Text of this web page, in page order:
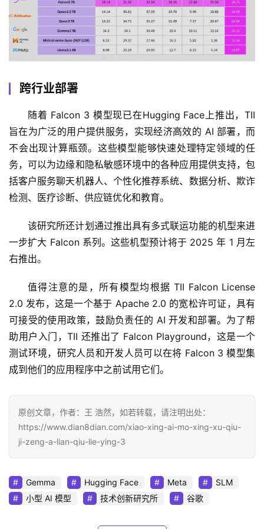
跨行业部署
随着 Falcon 3 模型现已在Hugging Face上推出，TII
旨在为广泛的用户提供服务，实现经济高效的 AI 部署，而
不会出现计算瓶颈。这些模型能够快速处理特定领域的任
务，可以为边缘和隐私敏感环境中的各种应用提供支持，包
括客户服务聊天机器人、个性化推荐系统、数据分析、欺诈
检测、医疗诊断、供应链优化和教育。
该研究所还计划通过推出具有多式联运功能的机型来进
一步扩大 Falcon 系列。这些机型预计将于 2025 年 1 月左
右推出。
值得注意的是，所有模型均根据 TII Falcon License
2.0 发布，这是一个基于 Apache 2.0 的宽松许可证，具有
可接受的使用政策，鼓励负责任的 AI 开发和部署。为了帮
助用户入门，TII 还推出了 Falcon Playground，这是一个
测试环境，研究人员和开发人员可以在将 Falcon 3 模型集
成到他们的应用程序中之前试用它们。
原创文章，作者：王 浩然，如若转载，请注明出处：
https://www.dian8dian.com/xiao-xing-ai-mo-xing-xu-qiu-
ji-zeng-a-lian-qiu-lie-ying-3
Gemma Hugging Face Meta
SLM
小型 AI 模型
技术创新研究所 谷歌